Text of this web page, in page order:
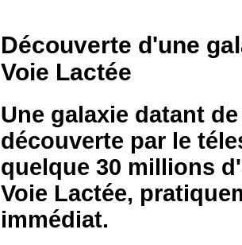
Découverte d'une
Voie Lactée
Une galaxie datant
découverte par le
quelque 30 millions
Voie Lactée,
immédiat.